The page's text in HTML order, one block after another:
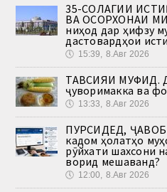
35-СОЛАГИИ
ВА ОСОРХОНАИ
ниҳод дар ҳифзу
дастовардҳои
🕔 15:39, 8.Авг 2026
ТАВСИЯИ МУФИД.
ҷуворимакка ва
🕔 13:33, 8.Авг 2026
ПУРСИДЕД, ҶАВОБ
кадом ҳолатҳо
рӯйхати шахсони
ворид мешаванд?
🕔 12:00, 8.Авг 2026